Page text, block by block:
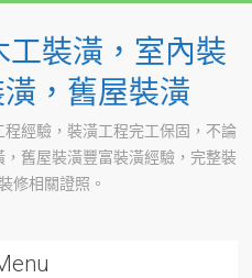
裝潢，室內裝
，舊屋裝潢
經驗，裝潢工程完工保固，不論
舊屋裝潢豐富裝潢經驗，完整裝
修相關證照。